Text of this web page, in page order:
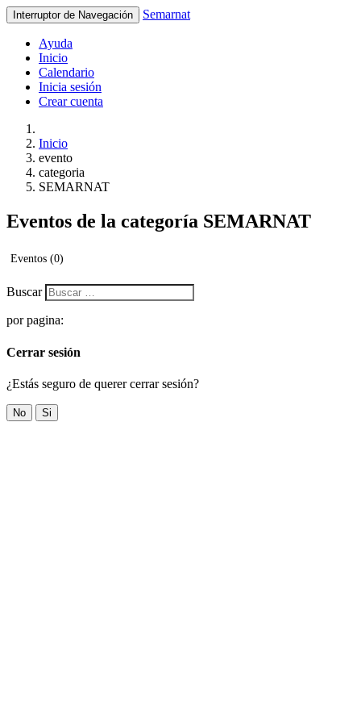
Interruptor de Navegación Semarnat
Ayuda
Inicio
Calendario
Inicia sesión
Crear cuenta
Inicio
evento
categoria
SEMARNAT
Eventos de la categoría SEMARNAT
Eventos (0)
Buscar
por pagina:
Cerrar sesión
¿Estás seguro de querer cerrar sesión?
No Si